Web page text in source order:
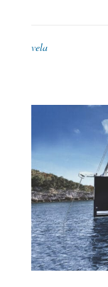
vela